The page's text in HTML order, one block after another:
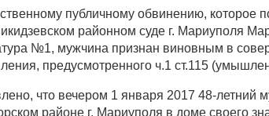
публичному обвинению, которое
районном суде г. Мариуполя
№1, мужчина признан виновным в
предусмотренного ч.1 ст.115
что вечером 1 января 2017 48-летний
районе г. Мариуполя в доме своего